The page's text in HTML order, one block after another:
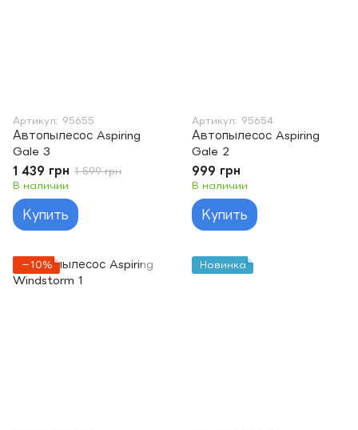
Артикул: 95655
Автопылесос Aspiring
Gale 3
1 439 грн 1 599 грн
В наличии
Купить
Артикул: 95654
Автопылесос Aspiring
Gale 2
999 грн
В наличии
Купить
−10% Новинка